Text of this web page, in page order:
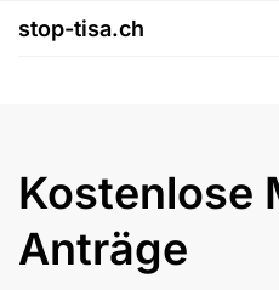
stop-tisa.ch
Kostenlose
Anträge